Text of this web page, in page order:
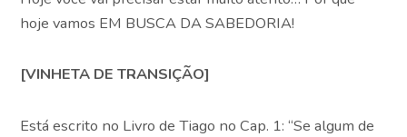
hoje vamos EM BUSCA DA SABEDORIA!
[VINHETA DE TRANSIÇÃO]
Está escrito no Livro de Tiago no Cap. 1: “Se algum de